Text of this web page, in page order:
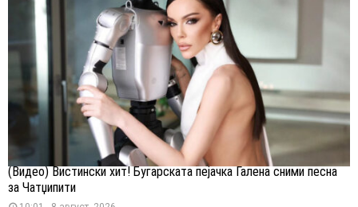
(Видео) Вистински хит! Бугарската пејачка Галена сними песна
за Чатџипити